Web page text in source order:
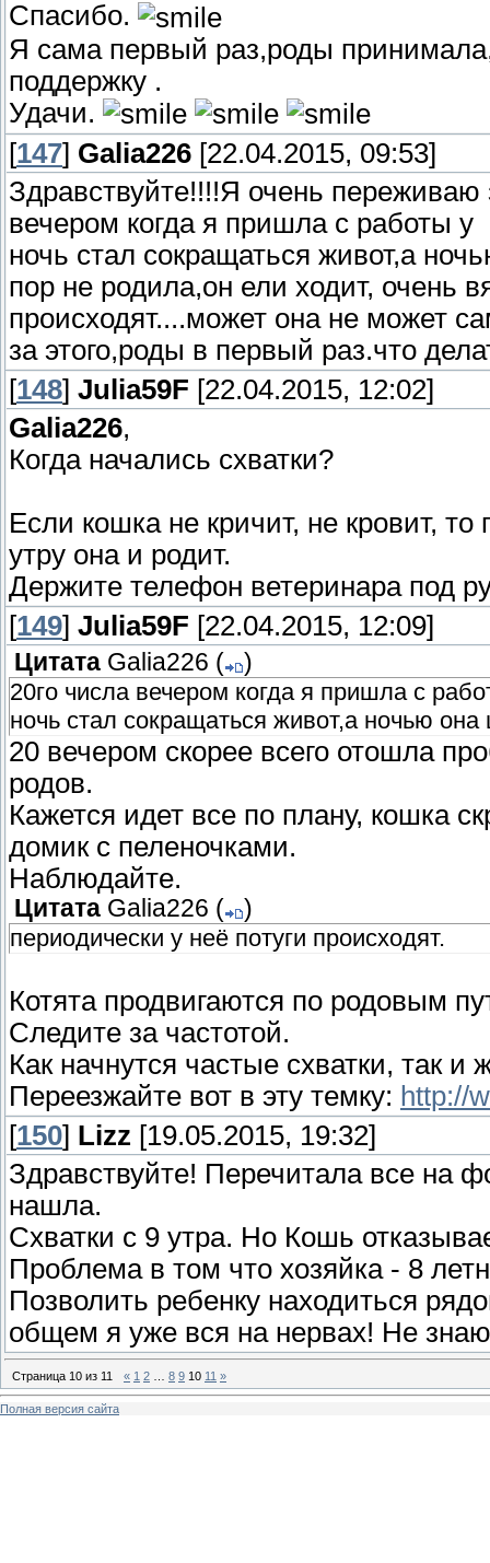
Спасибо.
Я сама первый раз,роды
поддержку .
Удачи.
[147] Galia226 [22.04.2015, 09:53]
Здравствуйте!!!!Я очень переживаю
вечером когда я пришла с работы
ночь стал сокращаться живот,а
пор не родила,он ели ходит, очень
происходят....может она не может
за этого,роды в первый раз.что
[148] Julia59F [22.04.2015, 12:02]
Galia226,
Когда начались схватки?
Если кошка не кричит, не кровит,
утру она и родит.
Держите телефон ветеринара под
[149] Julia59F [22.04.2015, 12:09]
Цитата Galia226 (
)
20го числа вечером когда я пришла с
ночь стал сокращаться живот,а ночью
20 вечером скорее всего отошла
родов.
Кажется идет все по плану, кошка
домик с пеленочками.
Наблюдайте.
Цитата Galia226 (
)
периодически у неё потуги происходят.
Котята продвигаются по родовым
Следите за частотой.
Как начнутся частые схватки, так
Переезжайте вот в эту темку: http://
[150] Lizz [19.05.2015, 19:32]
Здравствуйте! Перечитала все на
нашла.
Схватки с 9 утра. Но Кошь
Проблема в том что хозяйка - 8
Позволить ребенку находиться
общем я уже вся на нервах! Не
Страница 10 из 11 « 1 2 8 9 10 11 »
Полная версия сайта